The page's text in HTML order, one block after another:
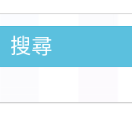
次招考)
程
會划船
運動會
及
對象擴
活動暨
搜尋